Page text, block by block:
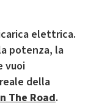
elettrica.
potenza, la
vuoi
della
The Road.